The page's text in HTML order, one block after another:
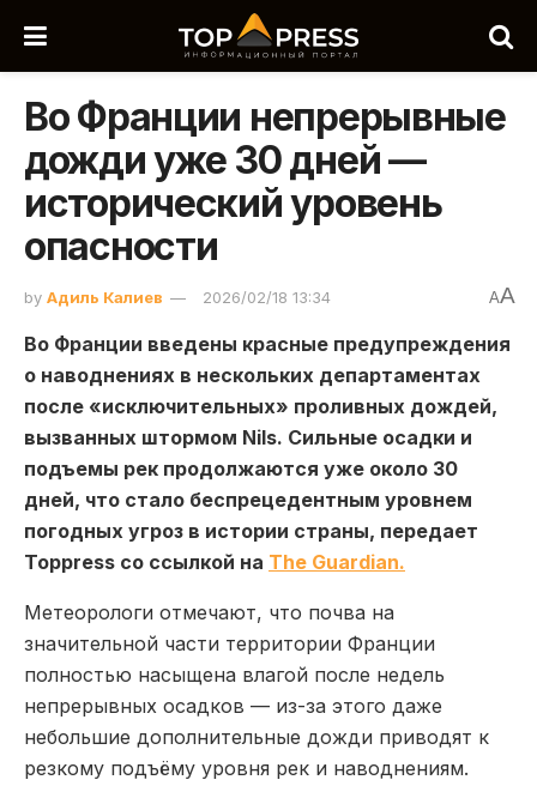
Во Франции непрерывные
дожди уже 30 дней —
исторический уровень
опасности
by Адиль Калиев 2026/02/18 13:34 AA
Во Франции введены красные предупреждения
о наводнениях в нескольких департаментах
после «исключительных» проливных дождей,
вызванных штормом Nils. Сильные осадки и
подъемы рек продолжаются уже около 30
дней, что стало беспрецедентным уровнем
погодных угроз в истории страны, передает
Toppress со ссылкой на The Guardian.
Метеорологи отмечают, что почва на
значительной части территории Франции
полностью насыщена влагой после недель
непрерывных осадков — из-за этого даже
небольшие дополнительные дожди приводят к
резкому подъёму уровня рек и наводнениям.